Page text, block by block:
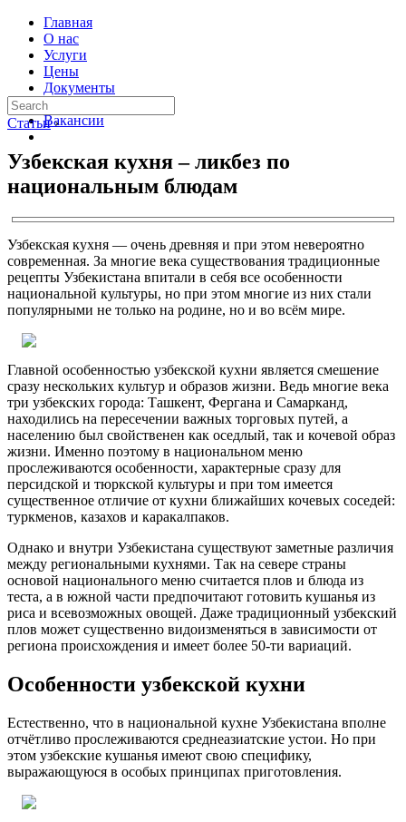
Главная
О нас
Услуги
Цены
Документы
Контакты
Вакансии
Статьи ›
Узбекская кухня – ликбез по
национальным блюдам
Узбекская кухня — очень древняя и при этом невероятно
современная. За многие века существования традиционные
рецепты Узбекистана впитали в себя все особенности
национальной культуры, но при этом многие из них стали
популярными не только на родине, но и во всём мире.
Главной особенностью узбекской кухни является смешение
сразу нескольких культур и образов жизни. Ведь многие века
три узбекских города: Ташкент, Фергана и Самарканд,
находились на пересечении важных торговых путей, а
населению был свойственен как оседлый, так и кочевой образ
жизни. Именно поэтому в национальном меню
прослеживаются особенности, характерные сразу для
персидской и тюркской культуры и при том имеется
существенное отличие от кухни ближайших кочевых соседей:
туркменов, казахов и каракалпаков.
Однако и внутри Узбекистана существуют заметные различия
между региональными кухнями. Так на севере страны
основой национального меню считается плов и блюда из
теста, а в южной части предпочитают готовить кушанья из
риса и всевозможных овощей. Даже традиционный узбекский
плов может существенно видоизменяться в зависимости от
региона происхождения и имеет более 50-ти вариаций.
Особенности узбекской кухни
Естественно, что в национальной кухне Узбекистана вполне
отчётливо прослеживаются среднеазиатские устои. Но при
этом узбекские кушанья имеют свою специфику,
выражающуюся в особых принципах приготовления.